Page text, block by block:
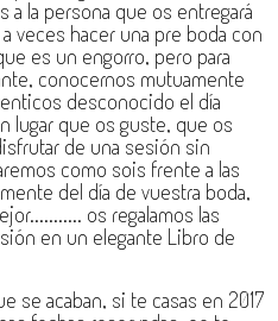
a la persona que os entregará
veces hacer una pre boda con
es un engorro, pero para
conocernos mutuamente
desconocido el día
lugar que os guste, que os
de una sesión sin
como sois frente a las
del día de vuestra boda,
os regalamos las
en un elegante Libro de
se acaban, si te casas en 2017